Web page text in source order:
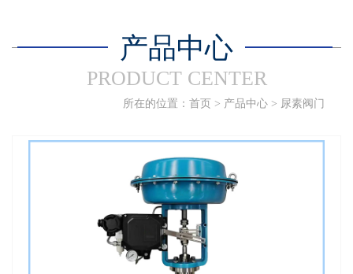
产品中心
PRODUCT CENTER
所在的位置：首页 > 产品中心 > 尿素阀门